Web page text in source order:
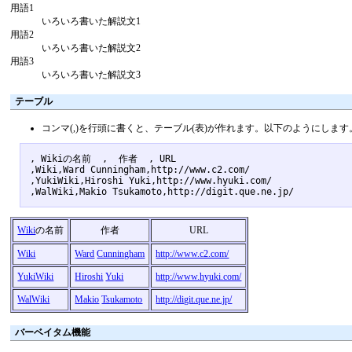
用語1
いろいろ書いた解説文1
用語2
いろいろ書いた解説文2
用語3
いろいろ書いた解説文3
テーブル
コンマ(,)を行頭に書くと、テーブル(表)が作れます。以下のようにします
, Wikiの名前  ,  作者  , URL
,Wiki,Ward Cunningham,http://www.c2.com/
,YukiWiki,Hiroshi Yuki,http://www.hyuki.com/
Wikiの名前 作者 URL
Wiki Ward Cunningham http://www.c2.com/
YukiWiki Hiroshi Yuki http://www.hyuki.com/
WalWiki Makio Tsukamoto http://digit.que.ne.jp/
バーベイタム機能